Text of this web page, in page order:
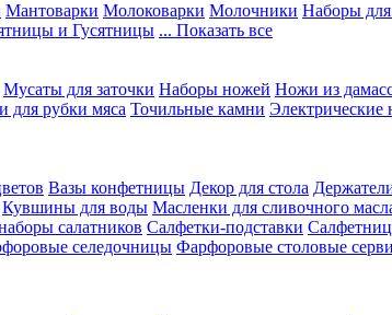
Мантоварки Молоковарки Молочники Наборы
и Гусятницы ... Показать все
Мусаты для заточки Наборы ножей Ножи из
для рубки мяса Точильные камни Электрические
Вазы конфетницы Декор для стола
Кувшины для воды Масленки для сливочного
салатников Салфетки-подставки
селедочницы Фарфоровые столовые